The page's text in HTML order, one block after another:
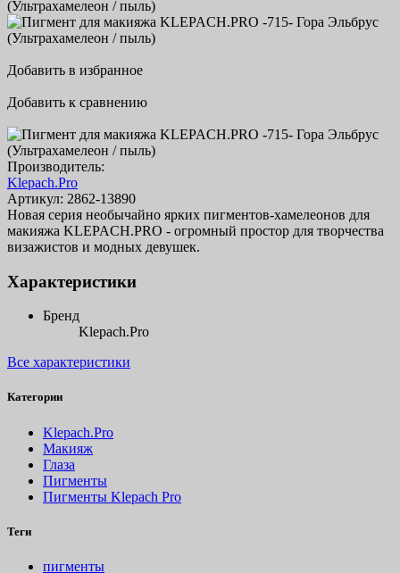
Добавить в избранное
Добавить к сравнению
Производитель:
Klepach.Pro
Артикул: 2862-13890
Новая серия необычайно ярких пигментов-хамелеонов для
макияжа KLEPACH.PRO - огромный простор для творчества
визажистов и модных девушек.
Характеристики
Бренд
Klepach.Pro
Все характеристики
Категории
Klepach.Pro
Макияж
Глаза
Пигменты
Пигменты Klepach Pro
Теги
пигменты